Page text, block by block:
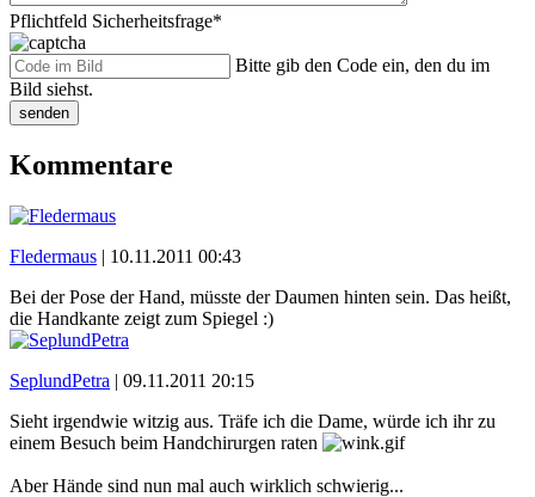
Pflichtfeld Sicherheitsfrage*
Bitte gib den Code ein, den du im
Bild siehst.
senden
Kommentare
Fledermaus | 10.11.2011 00:43
Bei der Pose der Hand, müsste der Daumen hinten sein. Das heißt,
die Handkante zeigt zum Spiegel :)
SeplundPetra | 09.11.2011 20:15
Sieht irgendwie witzig aus. Träfe ich die Dame, würde ich ihr zu
einem Besuch beim Handchirurgen raten
Aber Hände sind nun mal auch wirklich schwierig...